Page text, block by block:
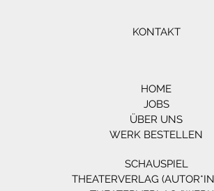
KONTAKT
HOME
JOBS
ÜBER UNS
WERK BESTELLEN
SCHAUSPIEL
THEATERVERLAG